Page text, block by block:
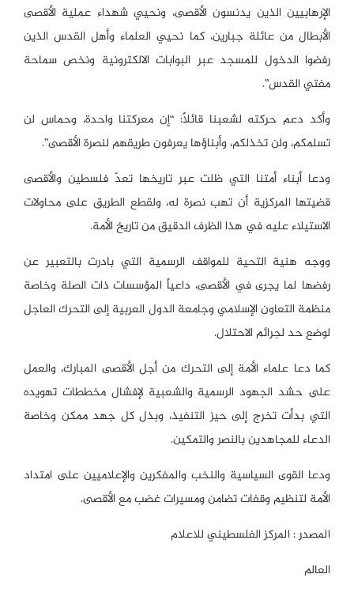
الإرهابيين الذين يدنسون الأقصى، ونحيي شهداء عملية الأقصى
الأبطال من عائلة جبارين، كما نحيي العلماء وأهل القدس الذين
رفضوا الدخول للمسجد عبر البوابات الالكترونية ونخص سماحة
مفتي القدس”.
وأكد دعم حركته لشعبنا قائلاً: “إن معركتنا واحدة، وحماس لن
تسلمكم، ولن تخذلكم، وأبناؤها يعرفون طريقهم لنصرة الأقصى”.
ودعا أبناء أمتنا التي ظلت عبر تاريخها تعدّ فلسطين والأقصى
قضيتها المركزية أن تهب نصرة له، ولقطع الطريق على محاولات
الاستيلاء عليه في هذا الظرف الدقيق من تاريخ الأمة.
ووجه هنية التحية للمواقف الرسمية التي بادرت بالتعبير عن
رفضها لما يجرى في الأقصى، داعياً المؤسسات ذات الصلة وخاصة
منظمة التعاون الإسلامي وجامعة الدول العربية إلى التحرك العاجل
لوضع حد لجرائم الاحتلال.
كما دعا علماء الأمة إلى التحرك من أجل الأقصى المبارك، والعمل
على حشد الجهود الرسمية والشعبية لإفشال مخططات تهويده
التي بدأت تخرج إلى حيز التنفيذ، وبذل كل جهد ممكن وخاصة
الدعاء للمجاهدين بالنصر والتمكين.
ودعا القوى السياسية والنخب والمفكرين والإعلاميين على امتداد
الأمة لتنظيم وقفات تضامن ومسيرات غضب مع الأقصى.
المصدر : المركز الفلسطيني للاعلام
العالم